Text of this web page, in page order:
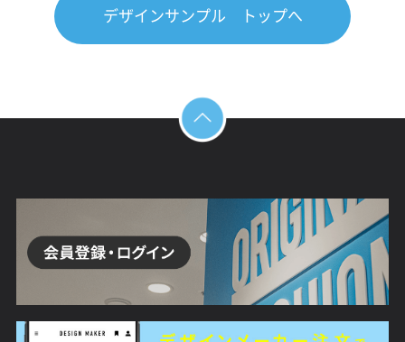
デザインサンプル トップへ